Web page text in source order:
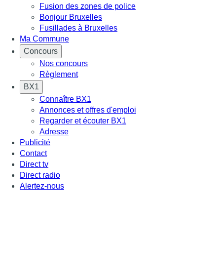
Fusion des zones de police
Bonjour Bruxelles
Fusillades à Bruxelles
Ma Commune
Concours
Nos concours
Règlement
BX1
Connaître BX1
Annonces et offres d'emploi
Regarder et écouter BX1
Adresse
Publicité
Contact
Direct tv
Direct radio
Alertez-nous